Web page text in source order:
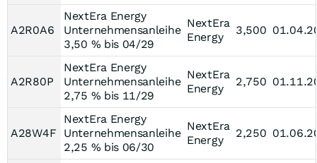
A2R0A6
NextEra Energy
Unternehmensanleihe
3,50 % bis 04/29
NextEra
Energy
3,500
A2R80P
NextEra Energy
Unternehmensanleihe
2,75 % bis 11/29
NextEra
Energy
2,750
A28W4F
NextEra Energy
Unternehmensanleihe
2,25 % bis 06/30
NextEra
Energy
2,250